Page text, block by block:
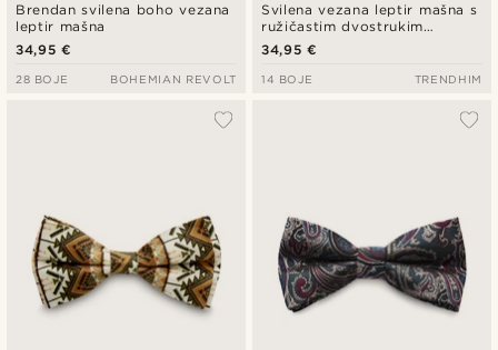
Brendan svilena boho vezana
leptir mašna
34,95 €
28 BOJE BOHEMIAN REVOLT
Svilena vezana leptir mašna s
ružičastim dvostrukim
prugama, mornarsko plava
34,95 €
14 BOJE TRENDHIM